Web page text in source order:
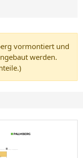
vormontiert und
werden.